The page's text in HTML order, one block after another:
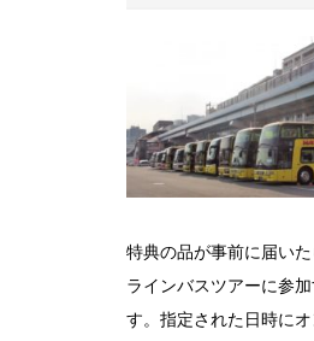
特典の品が事前に届い
ラインバスツアーに参
す。指定された日時に